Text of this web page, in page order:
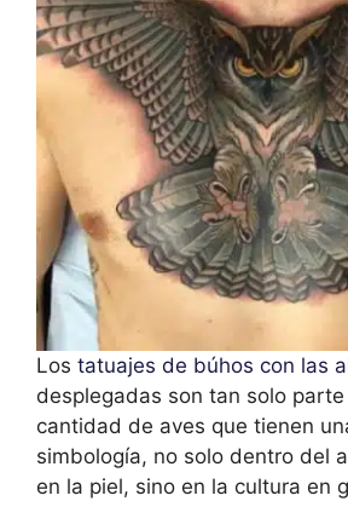
Los tatuajes de búhos con las
desplegadas son tan solo
cantidad de aves que tienen
simbología, no solo dentro del
en la piel, sino en la cultura en